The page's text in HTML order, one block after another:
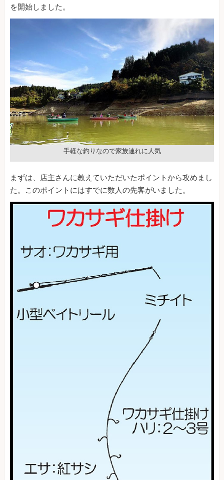
を開始しました。
手軽な釣りなので家族連れに人気
まずは、店主さんに教えていただいたポイントから攻めまし
た。このポイントにはすでに数人の先客がいました。